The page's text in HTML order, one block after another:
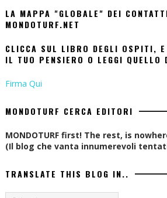
LA MAPPA "GLOBALE" DEI
MONDOTURF.NET
CLICCA SUL LIBRO DEGLI OSPITI,
IL TUO PENSIERO O LEGGI
Firma Qui
MONDOTURF CERCA EDITORI
MONDOTURF first! The rest, is
(Il blog che vanta innumerevoli
TRANSLATE THIS BLOG IN..